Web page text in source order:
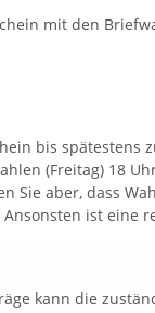
mit den
bis spätestens
(Freitag) 18
Sie aber, dass
ist eine
kann die